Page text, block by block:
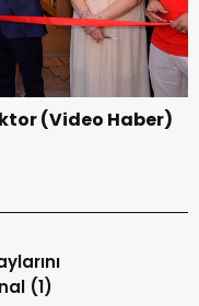
(Video Haber)
(1)